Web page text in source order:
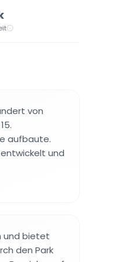
von
aufbaute.
und
und bietet
den Park